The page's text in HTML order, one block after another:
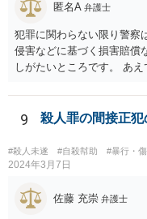
匿名A 弁護士
犯罪に関わらない限り警察
侵害などに基づく損害賠償
しがたいところです。 あ
考えられますが、発信者情
には最低でも３０万円以
ないですか。 逆に費用の点
の話も、かなりの高確率で
し、うっかり「ﾀﾋね」とか
9 殺人罪の間接正
#殺人未遂 #自殺幇助 #暴行・
2024年3月7日
佐藤 充崇 弁護士